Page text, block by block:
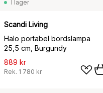
I lager
Scandi Living
Halo portabel bordslampa
25,5 cm, Burgundy
889 kr
Rek. 1 780 kr